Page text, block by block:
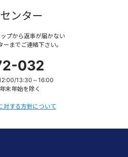
ンター
プから返事が届かない
までご連絡下さい。
032
13:30～16:00
末年始を除く
対する方針について